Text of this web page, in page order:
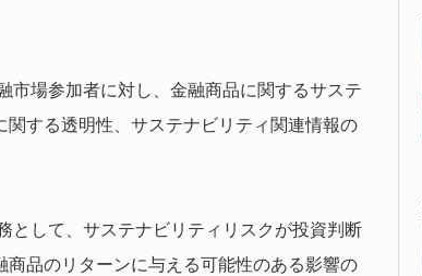
市場参加者に対し、金融商品に関するサステ
する透明性、サステナビリティ関連情報の
として、サステナビリティリスクが投資判断
品のリターンに与える可能性のある影響の